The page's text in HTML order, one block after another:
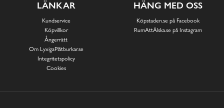
LÄNKAR
Kundservice
Köpvillkor
Ångerrätt
Om LyxigaPlåtburkar.se
Integritetspolicy
Cookies
HÄNG MED OSS
Köpstaden.se på Facebook
RumAttÄlska.se på Instagram